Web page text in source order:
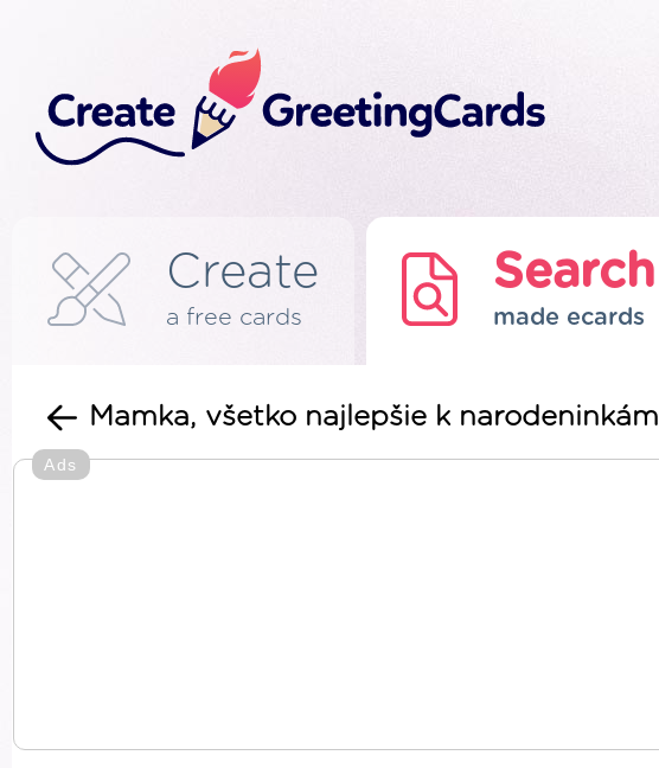
Create
a free cards
Search
made ecards
Mamka, všetko najlepšie k narodeninkám
Ads